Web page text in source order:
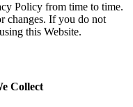
Policy from time to time.
changes. If you do not
this Website.
Collect